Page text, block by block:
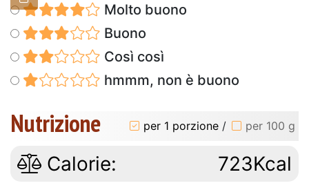
Molto buono
Buono
Così così
hmmm, non è buono
Nutrizione per 1 porzione / per 100 g
Calorie: 723Kcal